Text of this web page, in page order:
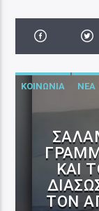
ΚΟΙΝΩΝΙΑ ΝΕΑ
ΚΑΙ
ΤΟΝ